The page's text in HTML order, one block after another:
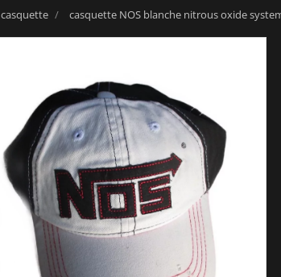
casquette casquette NOS blanche nitrous oxide